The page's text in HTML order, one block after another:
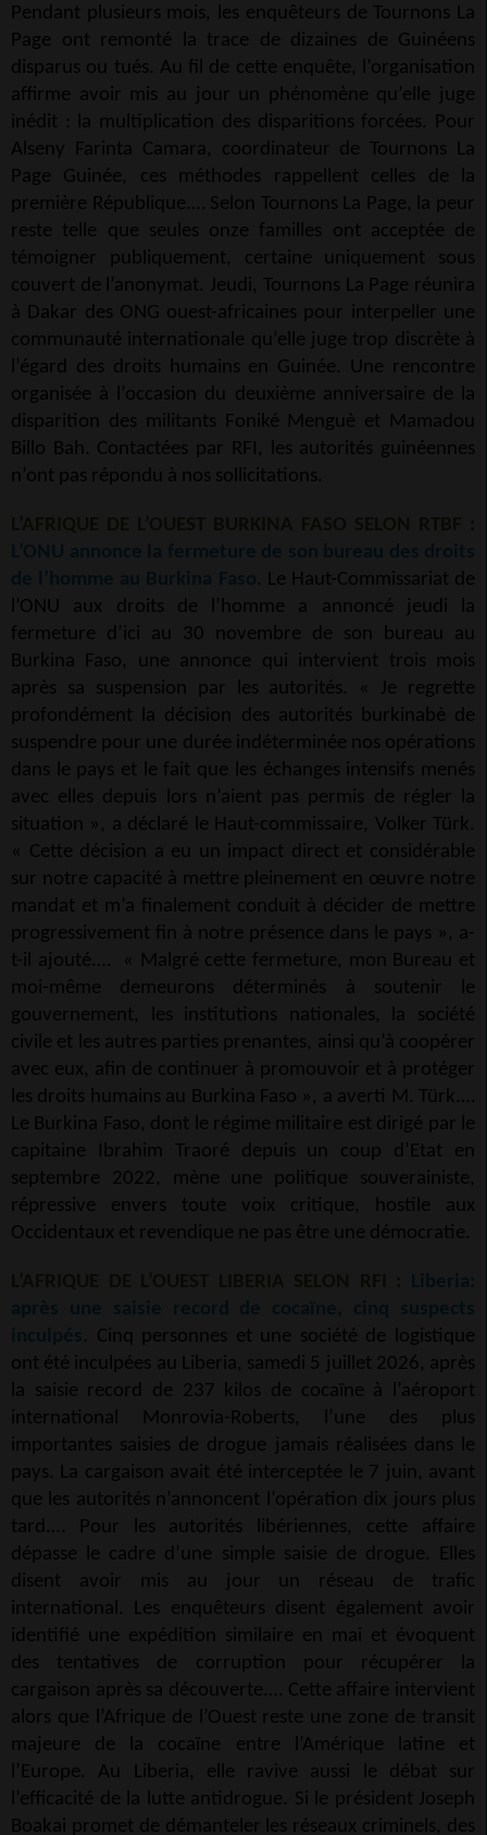
Pendant plusieurs mois, les enquêteurs de Tournons La
Page ont remonté la trace de dizaines de Guinéens
disparus ou tués. Au fil de cette enquête, l’organisation
affirme avoir mis au jour un phénomène qu’elle juge
inédit : la multiplication des disparitions forcées. Pour
Alseny Farinta Camara, coordinateur de Tournons La
Page Guinée, ces méthodes rappellent celles de la
première République.… Selon Tournons La Page, la peur
reste telle que seules onze familles ont acceptée de
témoigner publiquement, certaine uniquement sous
couvert de l’anonymat. Jeudi, Tournons La Page réunira
à Dakar des ONG ouest-africaines pour interpeller une
communauté internationale qu’elle juge trop discrète à
l’égard des droits humains en Guinée. Une rencontre
organisée à l’occasion du deuxième anniversaire de la
disparition des militants Foniké Menguè et Mamadou
Billo Bah. Contactées par RFI, les autorités guinéennes
n’ont pas répondu à nos sollicitations.
. Le Haut-Commissariat de
l’ONU aux droits de l’homme a annoncé jeudi la
fermeture d’ici au 30 novembre de son bureau au
Burkina Faso, une annonce qui intervient trois mois
après sa suspension par les autorités. « Je regrette
profondément la décision des autorités burkinabè de
suspendre pour une durée indéterminée nos opérations
dans le pays et le fait que les échanges intensifs menés
avec elles depuis lors n’aient pas permis de régler la
situation », a déclaré le Haut-commissaire, Volker Türk.
« Cette décision a eu un impact direct et considérable
sur notre capacité à mettre pleinement en œuvre notre
mandat et m’a finalement conduit à décider de mettre
progressivement fin à notre présence dans le pays », a-
t-il ajouté.… « Malgré cette fermeture, mon Bureau et
moi-même demeurons déterminés à soutenir le
gouvernement, les institutions nationales, la société
civile et les autres parties prenantes, ainsi qu’à coopérer
avec eux, afin de continuer à promouvoir et à protéger
les droits humains au Burkina Faso », a averti M. Türk.…
Le Burkina Faso, dont le régime militaire est dirigé par le
capitaine Ibrahim Traoré depuis un coup d’Etat en
septembre 2022, mène une politique souverainiste,
répressive envers toute voix critique, hostile aux
Occidentaux et revendique ne pas être une démocratie.
. Cinq personnes et une société de logistique
ont été inculpées au Liberia, samedi 5 juillet 2026, après
la saisie record de 237 kilos de cocaïne à l’aéroport
international Monrovia-Roberts, l’une des plus
importantes saisies de drogue jamais réalisées dans le
pays. La cargaison avait été interceptée le 7 juin, avant
que les autorités n’annoncent l’opération dix jours plus
tard.… Pour les autorités libériennes, cette affaire
dépasse le cadre d’une simple saisie de drogue. Elles
disent avoir mis au jour un réseau de trafic
international. Les enquêteurs disent également avoir
identifié une expédition similaire en mai et évoquent
des tentatives de corruption pour récupérer la
cargaison après sa découverte.… Cette affaire intervient
alors que l’Afrique de l’Ouest reste une zone de transit
majeure de la cocaïne entre l’Amérique latine et
l’Europe. Au Liberia, elle ravive aussi le débat sur
l’efficacité de la lutte antidrogue. Si le président Joseph
Boakai promet de démanteler les réseaux criminels, des